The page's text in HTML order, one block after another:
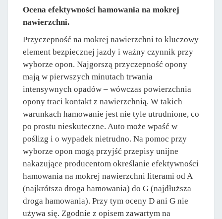
Ocena efektywności hamowania na mokrej
nawierzchni.
Przyczepność na mokrej nawierzchni to kluczowy
element bezpiecznej jazdy i ważny czynnik przy
wyborze opon. Najgorszą przyczepność opony
mają w pierwszych minutach trwania
intensywnych opadów – wówczas powierzchnia
opony traci kontakt z nawierzchnią. W takich
warunkach hamowanie jest nie tyle utrudnione, co
po prostu nieskuteczne. Auto może wpaść w
poślizg i o wypadek nietrudno. Na pomoc przy
wyborze opon mogą przyjść przepisy unijne
nakazujące producentom określanie efektywności
hamowania na mokrej nawierzchni literami od A
(najkrótsza droga hamowania) do G (najdłuższa
droga hamowania). Przy tym oceny D ani G nie
używa się. Zgodnie z opisem zawartym na